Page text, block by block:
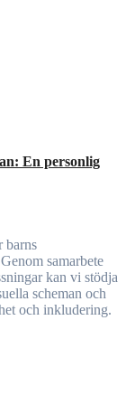
En personlig
samarbete
kan vi stödja
scheman och
och inkludering.